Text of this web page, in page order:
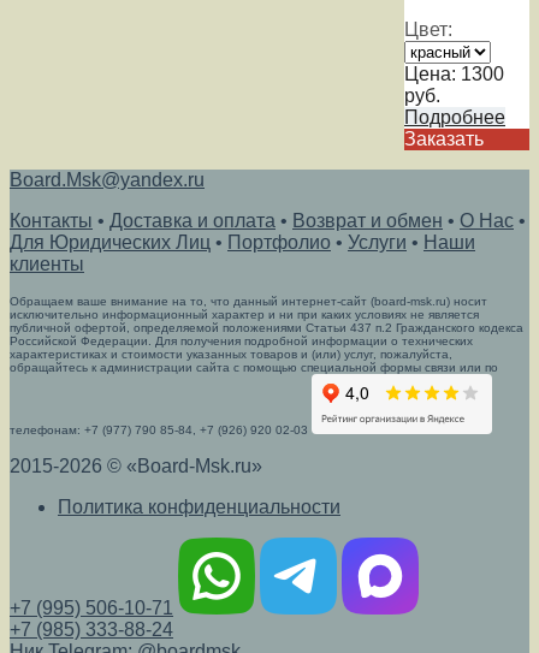
Цвет:
Цена: 1300
руб.
Подробнее
Заказать
Board.Msk@yandex.ru
Контакты • Доставка и оплата • Возврат и обмен • О Нас •
Для Юридических Лиц • Портфолио • Услуги • Наши
клиенты
Обращаем ваше внимание на то, что данный интернет-сайт (board-msk.ru) носит
исключительно информационный характер и ни при каких условиях не является
публичной офертой, определяемой положениями Статьи 437 п.2 Гражданского кодекса
Российской Федерации. Для получения подробной информации о технических
характеристиках и стоимости указанных товаров и (или) услуг, пожалуйста,
обращайтесь к администрации сайта с помощью специальной формы связи или по
телефонам: +7 (977) 790 85-84, +7 (926) 920 02-03
2015-2026 © «Board-Msk.ru»
Политика конфиденциальности
+7 (995) 506-10-71
+7 (985) 333-88-24